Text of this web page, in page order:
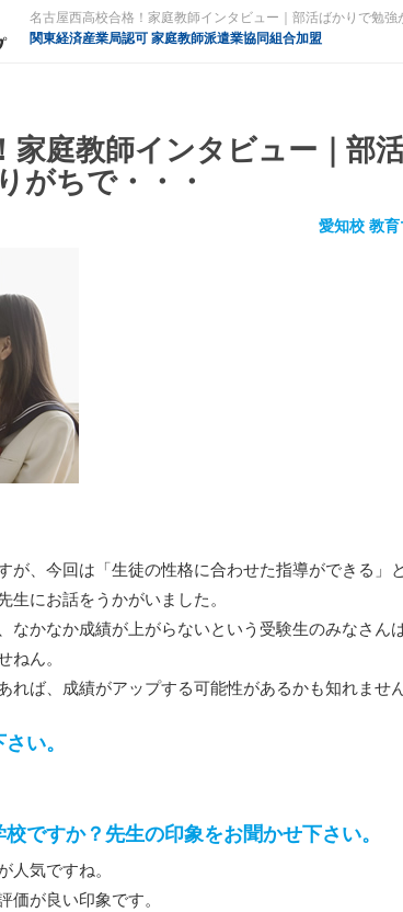
関東経済産業局認可 家庭教師派遣業協同組合加盟
家庭教師インタビュー｜部
がちで・・・
愛知校 教
が、今回は「生徒の性格に合わせた指導ができる」
生にお話をうかがいました。
なかなか成績が上がらないという受験生のみなさん
ねん。
れば、成績がアップする可能性があるかも知れません
い。
ですか？先生の印象をお聞かせ下さい。
人気ですね。
価が良い印象です。